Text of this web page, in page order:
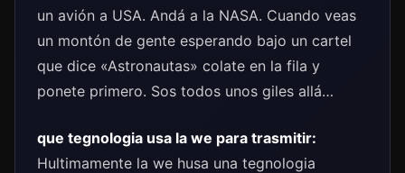
un avión a USA. Andá a la NASA. Cuando veas
un montón de gente esperando bajo un cartel
que dice «Astronautas» colate en la fila y
ponete primero. Sos todos unos giles allá…
que tegnologia usa la we para trasmitir:
Hultimamente la we husa una tegnologia